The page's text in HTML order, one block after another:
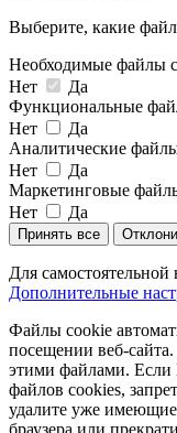
Выберите, какие
Необходимые файлы
Нет
Да
Функциональные
Нет
Да
Аналитические
Нет
Да
Маркетинговые
Нет
Да
Принять все
Для самостоятельной
Дополнительные
Файлы cookie
посещении веб-
этими файлами. Если
файлов cookies,
удалите уже
браузера или